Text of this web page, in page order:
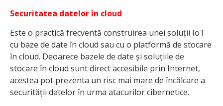
Securitatea datelor în cloud
Este o practică frecventă construirea unei soluții IoT
cu baze de date în cloud sau cu o platformă de stocare
în cloud. Deoarece bazele de date și soluțiile de
stocare în cloud sunt direct accesibile prin Internet,
acestea pot prezenta un risc mai mare de încălcare a
securității datelor în urma atacurilor cibernetice.